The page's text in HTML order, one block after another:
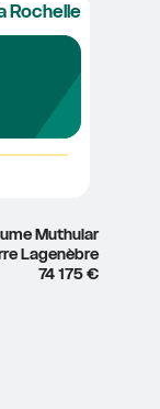
Rochelle
Muthular
Lagenèbre
74 175 €